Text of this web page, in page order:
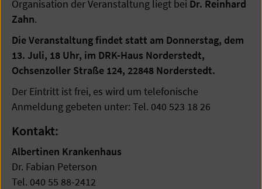
Organisation der Veranstaltung liegt bei Dr. Reinhard
Zahn.
Die Veranstaltung findet statt am Donnerstag, dem
13. Juli, 18 Uhr, im DRK-Haus Norderstedt,
Ochsenzoller Straße 124, 22848 Norderstedt.
Der Eintritt ist frei, es wird um telefonische
Anmeldung gebeten unter: Tel. 040 523 18 26
Kontakt:
Albertinen Krankenhaus
Dr. Fabian Peterson
Tel. 040 55 88-2412